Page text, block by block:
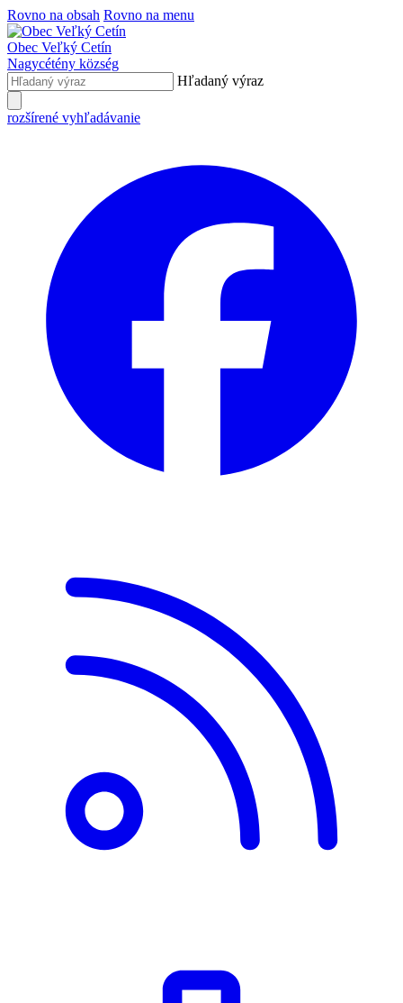
Rovno na obsah Rovno na menu
Obec Veľký Cetín
Nagycétény község
Hľadaný výraz
rozšírené vyhľadávanie